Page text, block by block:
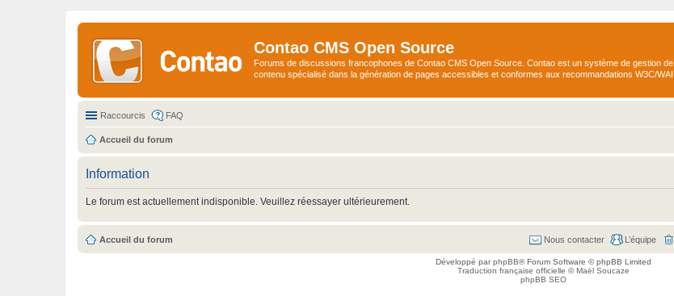
Contao CMS Open Source
Forums de discussions francophones de Contao CMS Open Source. Contao est un système de gestion de
contenu spécialisé dans la génération de pages accessibles et conformes aux recommandations W3C/WAI
Raccourcis FAQ
Accueil du forum
Information
Le forum est actuellement indisponible. Veuillez réessayer ultérieurement.
Accueil du forum L’équipe
Nous contacter
Développé parphpBB® Forum Software © phpBB Limited
Traduction française officielle ©Maël Soucaze
phpBB SEO